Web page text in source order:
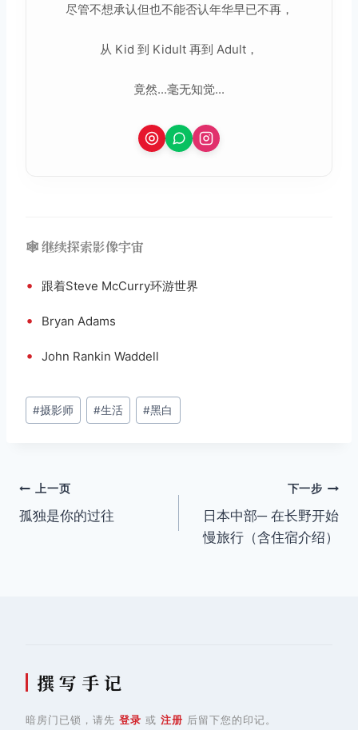
尽管不想承认但也不能否认年华早已不再，
从 Kid 到 Kidult 再到 Adult，
竟然...毫无知觉...
🕸️ 继续探索影像宇宙
• 跟着Steve McCurry环游世界
• Bryan Adams
• John Rankin Waddell
文
章
#摄影师 #生活 #黑白
文
章
上一页
孤独是你的过往
下一步
日本中部─ 在长野开始
慢旅行（含住宿介绍）
撰 写 手 记
暗房门已锁，请先 登录 或 注册 后留下您的印记。